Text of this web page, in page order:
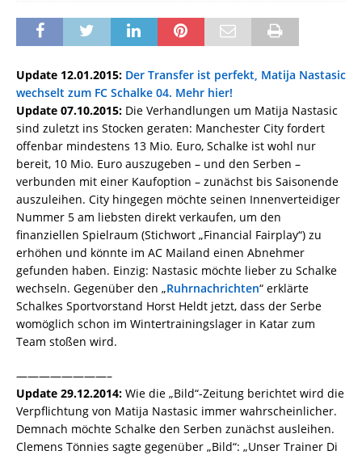
Update 12.01.2015: Der Transfer ist perfekt, Matija Nastasic
wechselt zum FC Schalke 04. Mehr hier!
Update 07.10.2015: Die Verhandlungen um Matija Nastasic
sind zuletzt ins Stocken geraten: Manchester City fordert
offenbar mindestens 13 Mio. Euro, Schalke ist wohl nur
bereit, 10 Mio. Euro auszugeben – und den Serben –
verbunden mit einer Kaufoption – zunächst bis Saisonende
auszuleihen. City hingegen möchte seinen Innenverteidiger
Nummer 5 am liebsten direkt verkaufen, um den
finanziellen Spielraum (Stichwort „Financial Fairplay“) zu
erhöhen und könnte im AC Mailand einen Abnehmer
gefunden haben. Einzig: Nastasic möchte lieber zu Schalke
wechseln. Gegenüber den „Ruhrnachrichten“ erklärte
Schalkes Sportvorstand Horst Heldt jetzt, dass der Serbe
womöglich schon im Wintertrainingslager in Katar zum
Team stoßen wird.
————————–
Update 29.12.2014: Wie die „Bild“-Zeitung berichtet wird die
Verpflichtung von Matija Nastasic immer wahrscheinlicher.
Demnach möchte Schalke den Serben zunächst ausleihen.
Clemens Tönnies sagte gegenüber „Bild“: „Unser Trainer Di